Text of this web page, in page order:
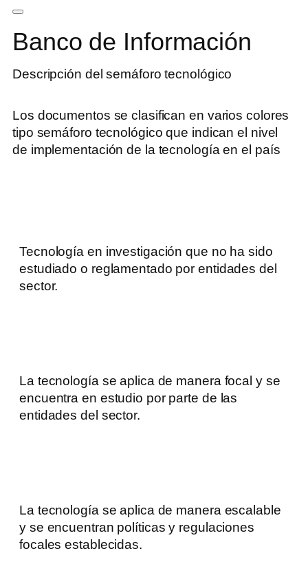
Banco de Información
Descripción del semáforo tecnológico
Los documentos se clasifican en varios colores
tipo semáforo tecnológico que indican el nivel
de implementación de la tecnología en el país
Tecnología en investigación que no ha sido
estudiado o reglamentado por entidades del
sector.
La tecnología se aplica de manera focal y se
encuentra en estudio por parte de las
entidades del sector.
La tecnología se aplica de manera escalable
y se encuentran políticas y regulaciones
focales establecidas.